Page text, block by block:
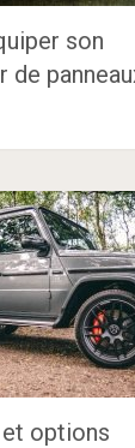
son
de
options